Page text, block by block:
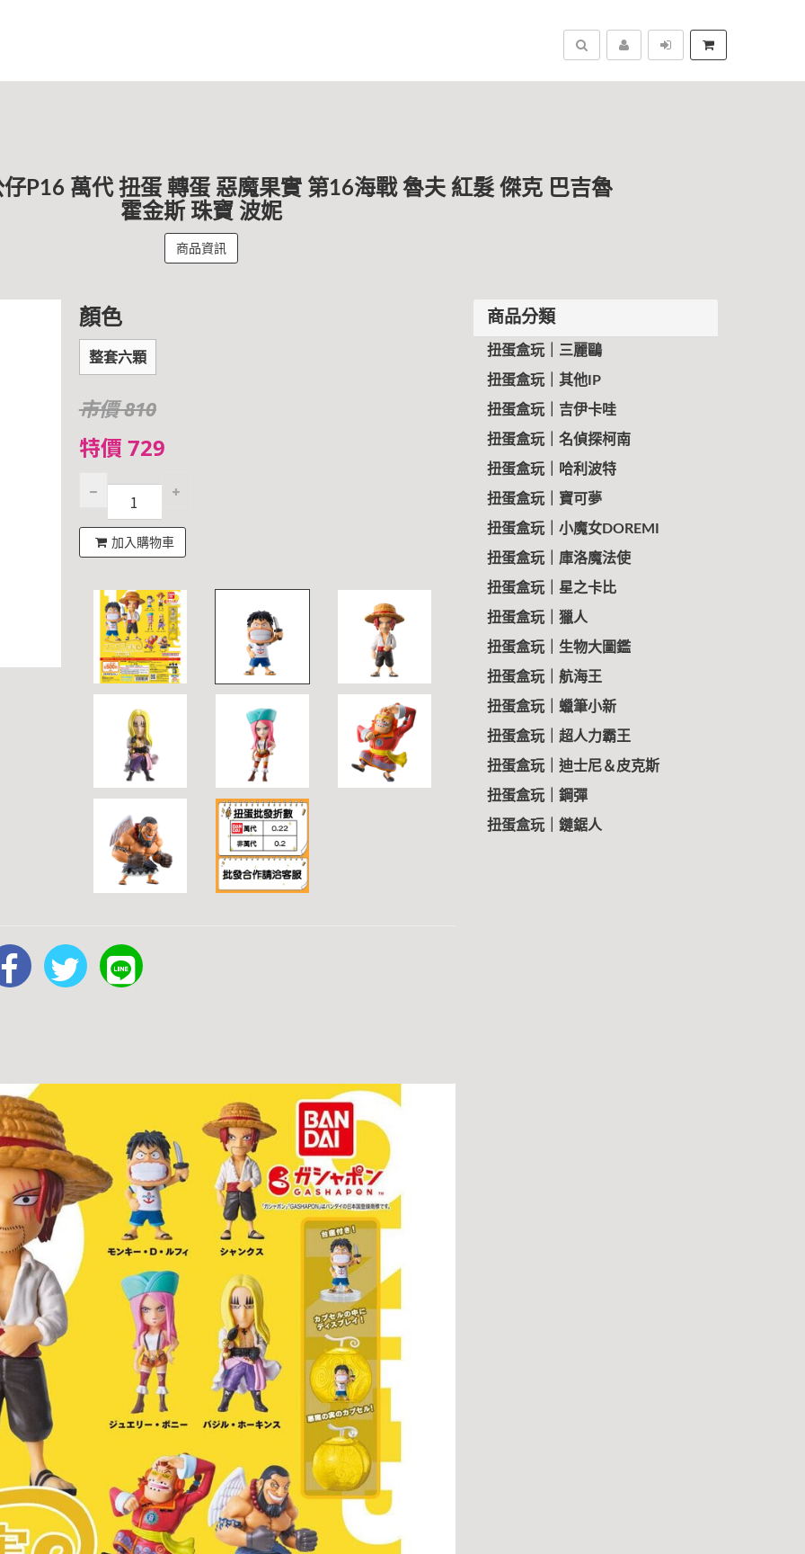
搜尋
P16 萬代 扭蛋 轉蛋 惡魔果實 第16海戰 魯夫 紅髮 傑克 巴吉魯
霍金斯 珠寶 波妮
商品資訊
顏色
整套六顆
市價 810
特價 729
加入購物車
商品分類
扭蛋盒玩｜三麗鷗
扭蛋盒玩｜其他IP
扭蛋盒玩｜吉伊卡哇
扭蛋盒玩｜名偵探柯南
扭蛋盒玩｜哈利波特
扭蛋盒玩｜寶可夢
扭蛋盒玩｜小魔女DOREMI
扭蛋盒玩｜庫洛魔法使
扭蛋盒玩｜星之卡比
扭蛋盒玩｜獵人
扭蛋盒玩｜生物大圖鑑
扭蛋盒玩｜航海王
扭蛋盒玩｜蠟筆小新
扭蛋盒玩｜超人力霸王
扭蛋盒玩｜迪士尼＆皮克斯
扭蛋盒玩｜鋼彈
扭蛋盒玩｜鏈鋸人